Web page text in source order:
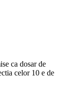
ca dosar de
celor 10 e de